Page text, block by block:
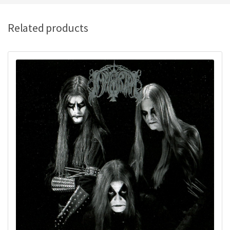
Related products